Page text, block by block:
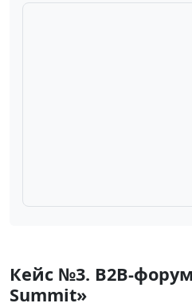
Кейc №3.
Summit»